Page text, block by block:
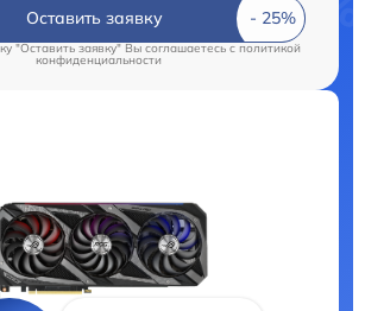
Оставить заявку
"Оставить заявку" Вы соглашаетесь c политикой
конфиденциальности